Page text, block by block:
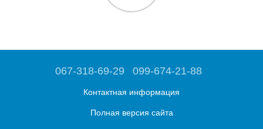
067-318-69-29 099-674-21-88
Контактная информация
Полная версия сайта